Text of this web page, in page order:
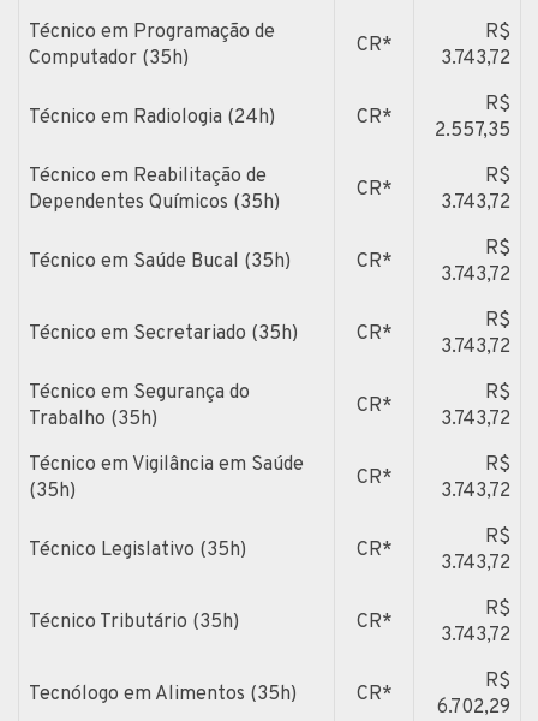
Técnico em Programação de
Computador (35h)
CR*
R$
3.743,72
Técnico em Radiologia (24h) CR*
R$
2.557,35
Técnico em Reabilitação de
Dependentes Químicos (35h)
CR*
R$
3.743,72
Técnico em Saúde Bucal (35h) CR*
R$
3.743,72
Técnico em Secretariado (35h) CR*
R$
3.743,72
Técnico em Segurança do
Trabalho (35h)
CR*
R$
3.743,72
Técnico em Vigilância em Saúde
(35h)
CR*
R$
3.743,72
Técnico Legislativo (35h) CR*
R$
3.743,72
Técnico Tributário (35h) CR*
R$
3.743,72
Tecnólogo em Alimentos (35h) CR*
R$
6.702,29